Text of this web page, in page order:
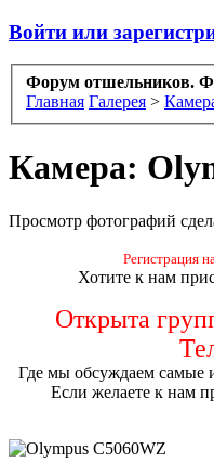
Войти или
Форум отшельников.
Главная Галерея >
Камера:
Просмотр фотографий
Регистрация
Хотите к нам
Открыта
Где мы обсуждаем самые
Если желаете к нам